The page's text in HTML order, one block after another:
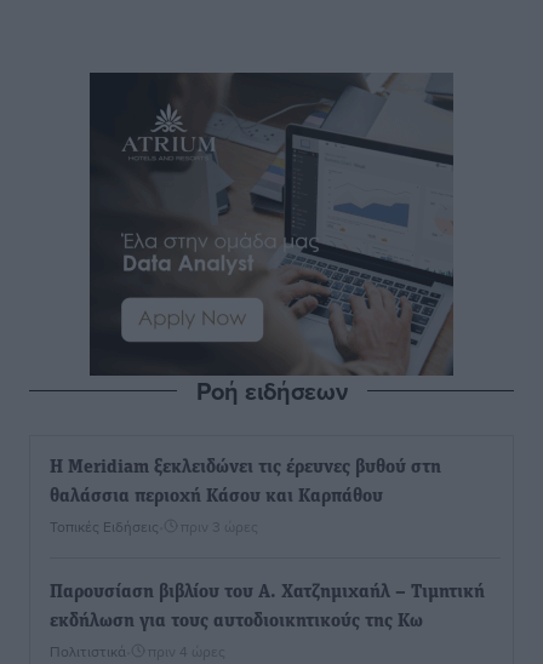
Ροή ειδήσεων
Η Meridiam ξεκλειδώνει τις έρευνες βυθού στη
θαλάσσια περιοχή Κάσου και Καρπάθου
Τοπικές Ειδήσεις πριν 3 ώρες
Παρουσίαση βιβλίου του Α. Χατζημιχαήλ – Τιμητική
εκδήλωση για τους αυτοδιοικητικούς της Κω
Πολιτιστικά πριν 4 ώρες